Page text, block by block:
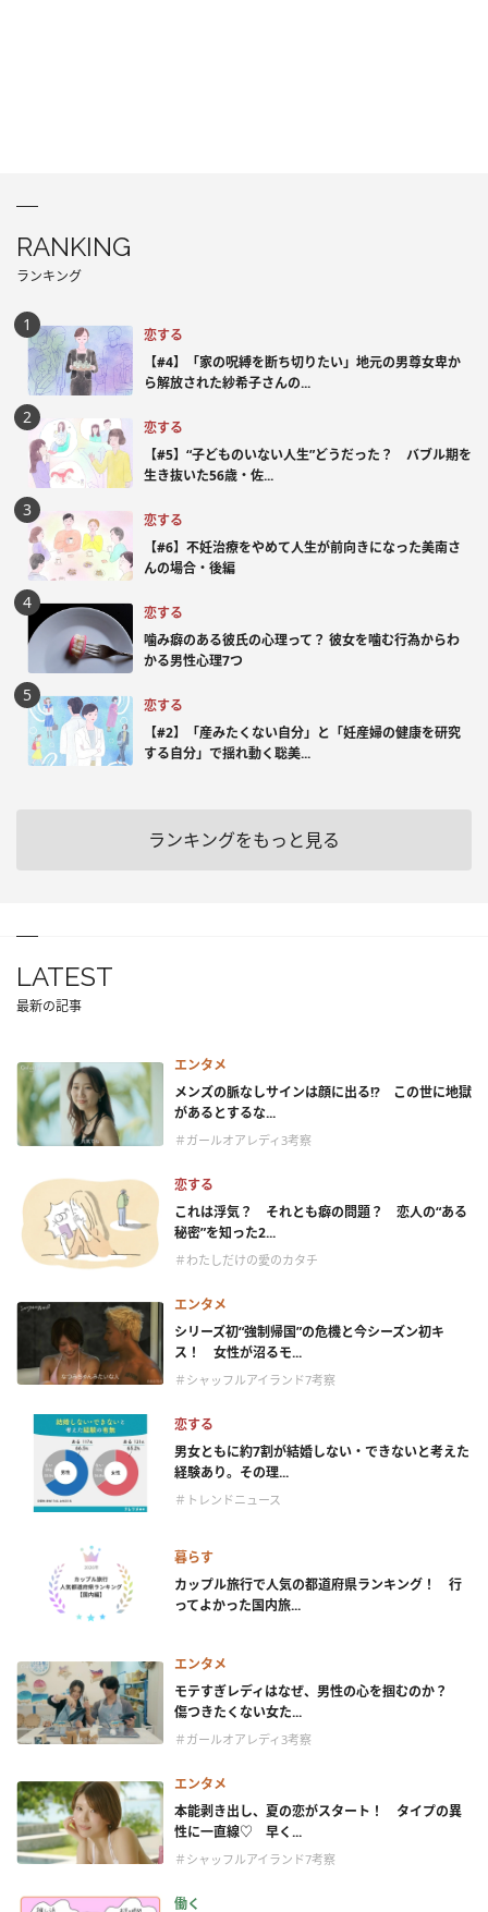
RANKING
ランキング
恋する
【#4】「家の呪縛を断ち切りたい」地元の男尊女卑か
ら解放された紗希子さんの...
恋する
【#5】“子どものいない人生”どうだった？ バブル期を
生き抜いた56歳・佐...
恋する
【#6】不妊治療をやめて人生が前向きになった美南さ
んの場合・後編
恋する
噛み癖のある彼氏の心理って？ 彼女を噛む行為からわ
かる男性心理7つ
恋する
【#2】「産みたくない自分」と「妊産婦の健康を研究
する自分」で揺れ動く聡美...
ランキングをもっと見る
LATEST
最新の記事
エンタメ
メンズの脈なしサインは顔に出る!? この世に地獄
があるとするな...
＃ガールオアレディ3考察
恋する
これは浮気？ それとも癖の問題？ 恋人の“ある
秘密”を知った2...
＃わたしだけの愛のカタチ
エンタメ
シリーズ初“強制帰国”の危機と今シーズン初キ
ス！ 女性が沼るモ...
＃シャッフルアイランド7考察
恋する
男女ともに約7割が結婚しない・できないと考えた
経験あり。その理...
＃トレンドニュース
暮らす
カップル旅行で人気の都道府県ランキング！ 行
ってよかった国内旅...
エンタメ
モテすぎレディはなぜ、男性の心を掴むのか？
傷つきたくない女た...
＃ガールオアレディ3考察
エンタメ
本能剥き出し、夏の恋がスタート！ タイプの異
性に一直線♡ 早く...
＃シャッフルアイランド7考察
働く